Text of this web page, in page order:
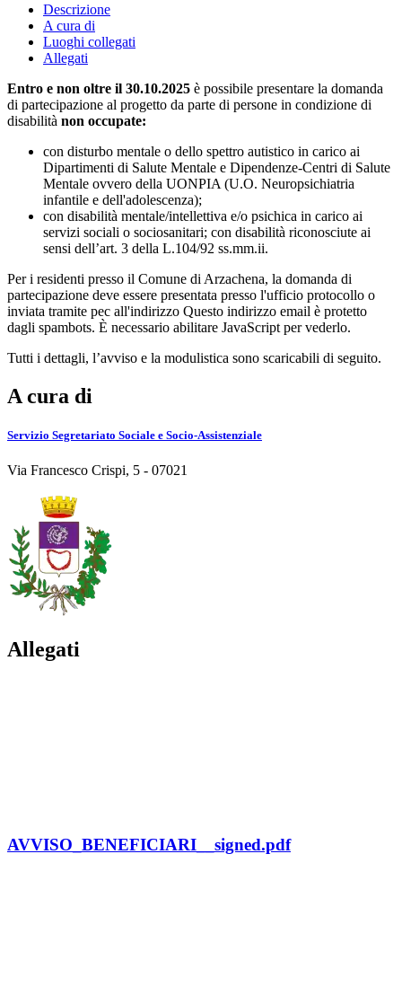
Descrizione
A cura di
Luoghi collegati
Allegati
Entro e non oltre il 30.10.2025 è possibile presentare la domanda
di partecipazione al progetto da parte di persone in condizione di
disabilità non occupate:
con disturbo mentale o dello spettro autistico in carico ai
Dipartimenti di Salute Mentale e Dipendenze-Centri di Salute
Mentale ovvero della UONPIA (U.O. Neuropsichiatria
infantile e dell'adolescenza);
con disabilità mentale/intellettiva e/o psichica in carico ai
servizi sociali o sociosanitari; con disabilità riconosciute ai
sensi dell’art. 3 della L.104/92 ss.mm.ii.
Per i residenti presso il Comune di Arzachena, la domanda di
partecipazione deve essere presentata presso l'ufficio protocollo o
inviata tramite pec all'indirizzo Questo indirizzo email è protetto
dagli spambots. È necessario abilitare JavaScript per vederlo.
Tutti i dettagli, l’avviso e la modulistica sono scaricabili di seguito.
A cura di
Servizio Segretariato Sociale e Socio-Assistenziale
Via Francesco Crispi, 5 - 07021
Allegati
AVVISO_BENEFICIARI__signed.pdf